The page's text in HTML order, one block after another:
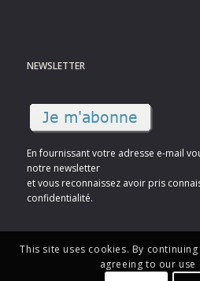
NEWSLETTER
En fournissant votre adresse e-mail
notre newsletter
et vous reconnaissez avoir pris
confidentialité.
This site uses cookies. By
agreeing to our use